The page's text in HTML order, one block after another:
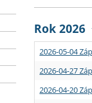
Strategie
Podpora
Učitelské
Rigorózní
Granty a
Rok 2026
2026-05-04
2026-04-27
2026-04-20